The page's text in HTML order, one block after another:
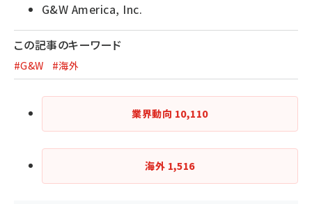
G&W America, Inc.
この記事のキーワード
#G&W #海外
業界動向 10,110
海外 1,516